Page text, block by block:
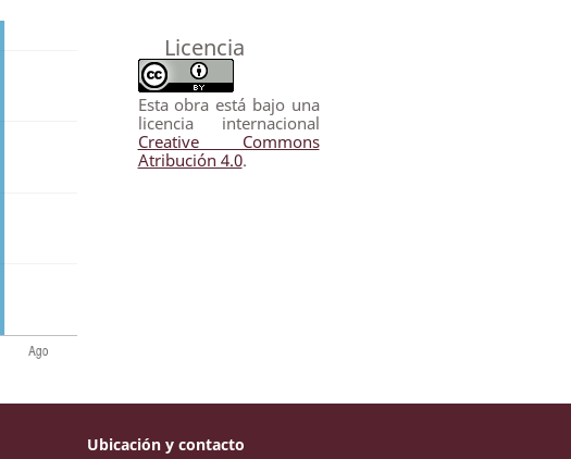
Licencia
Esta obra está bajo una
licencia internacional
Creative Commons
Atribución 4.0.
Ubicación y contacto